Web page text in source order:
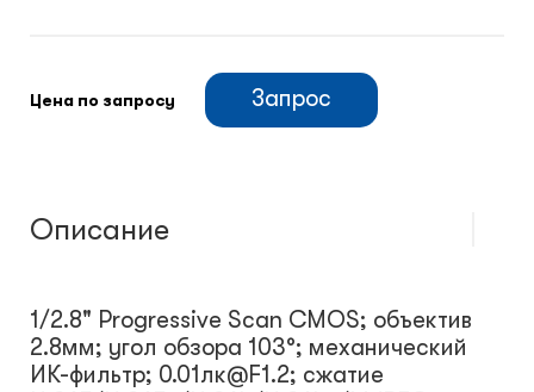
Цена по запросу Запрос
Описание
1/2.8" Progressive Scan CMOS; объектив
2.8мм; угол обзора 103°; механический
ИК-фильтр; 0.01лк@F1.2; сжатие